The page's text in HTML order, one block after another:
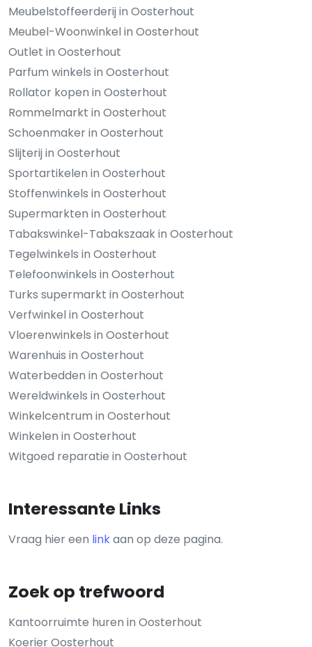
Meubelstoffeerderij in Oosterhout
Meubel-Woonwinkel in Oosterhout
Outlet in Oosterhout
Parfum winkels in Oosterhout
Rollator kopen in Oosterhout
Rommelmarkt in Oosterhout
Schoenmaker in Oosterhout
Slijterij in Oosterhout
Sportartikelen in Oosterhout
Stoffenwinkels in Oosterhout
Supermarkten in Oosterhout
Tabakswinkel-Tabakszaak in Oosterhout
Tegelwinkels in Oosterhout
Telefoonwinkels in Oosterhout
Turks supermarkt in Oosterhout
Verfwinkel in Oosterhout
Vloerenwinkels in Oosterhout
Warenhuis in Oosterhout
Waterbedden in Oosterhout
Wereldwinkels in Oosterhout
Winkelcentrum in Oosterhout
Winkelen in Oosterhout
Witgoed reparatie in Oosterhout
Interessante Links
Vraag hier een linkaan op deze pagina.
Zoek op trefwoord
Kantoorruimte huren in Oosterhout
Koerier Oosterhout